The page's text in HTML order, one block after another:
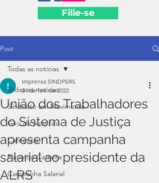
Filie-se
Post
Todas as notícias
Sindicato em Movimento
Giro de Notícias
Categoria
Plano de Carreira
Campanha Salarial
Todas as notícias
União dos Trabalhadores
do Sistema de Justiça
apresenta campanha
salarial ao presidente da
ALRS
Imprensa SINDPERS
24 de fev. de 2022